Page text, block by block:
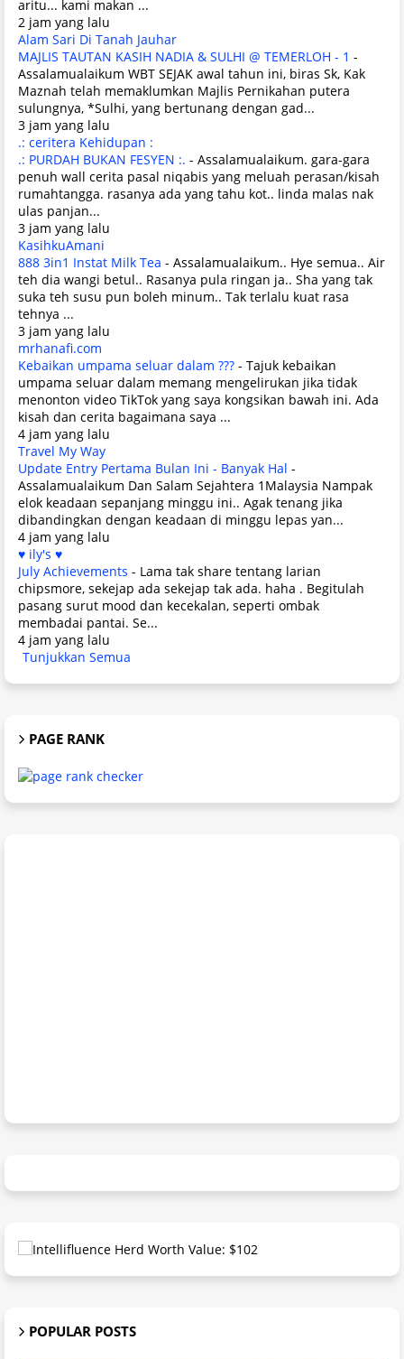
aritu... kami makan ...
2 jam yang lalu
Alam Sari Di Tanah Jauhar
MAJLIS TAUTAN KASIH NADIA & SULHI @ TEMERLOH - 1 -
Assalamualaikum WBT SEJAK awal tahun ini, biras Sk, Kak
Maznah telah memaklumkan Majlis Pernikahan putera
sulungnya, *Sulhi, yang bertunang dengan gad...
3 jam yang lalu
.: ceritera Kehidupan :
.: PURDAH BUKAN FESYEN :. - Assalamualaikum. gara-gara
penuh wall cerita pasal niqabis yang meluah perasan/kisah
rumahtangga. rasanya ada yang tahu kot.. linda malas nak
ulas panjan...
3 jam yang lalu
KasihkuAmani
888 3in1 Instat Milk Tea - Assalamualaikum.. Hye semua.. Air
teh dia wangi betul.. Rasanya pula ringan ja.. Sha yang tak
suka teh susu pun boleh minum.. Tak terlalu kuat rasa
tehnya ...
3 jam yang lalu
mrhanafi.com
Kebaikan umpama seluar dalam ??? - Tajuk kebaikan
umpama seluar dalam memang mengelirukan jika tidak
menonton video TikTok yang saya kongsikan bawah ini. Ada
kisah dan cerita bagaimana saya ...
4 jam yang lalu
Travel My Way
Update Entry Pertama Bulan Ini - Banyak Hal -
Assalamualaikum Dan Salam Sejahtera 1Malaysia Nampak
elok keadaan sepanjang minggu ini.. Agak tenang jika
dibandingkan dengan keadaan di minggu lepas yan...
4 jam yang lalu
♥ ily's ♥
July Achievements - Lama tak share tentang larian
chipsmore, sekejap ada sekejap tak ada. haha . Begitulah
pasang surut mood dan kecekalan, seperti ombak
membadai pantai. Se...
4 jam yang lalu
Tunjukkan Semua
PAGE RANK
POPULAR POSTS